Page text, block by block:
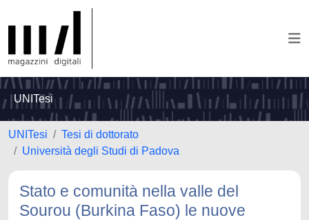
UNITesi
UNITesi
Tesi di dottorato
Università degli Studi di Padova
Stato e comunità nella valle del
Sourou (Burkina Faso) le nuove